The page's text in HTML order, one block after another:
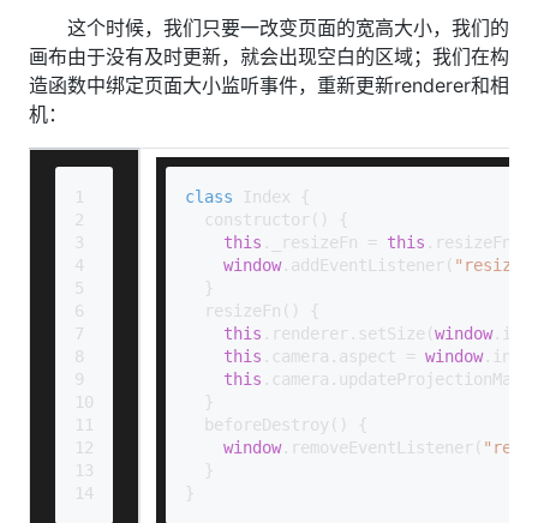
这个时候，我们只要一改变页面的宽高大小，我们的
画布由于没有及时更新，就会出现空白的区域；我们在构
造函数中绑定页面大小监听事件，重新更新renderer和相
机：
1
2
3
4
5
6
7
8
9
10
11
12
13
14
class Index {
constructor( ) {
this . _resizeFn = this . resizeFn
window. addEventListener( "resize"
  }
resizeFn ( ) {
this . renderer . setSize (window.
this . camera . aspect = window.
this . camera .
  }
beforeDestroy ( ) {
window. removeEventListener(
  }
}